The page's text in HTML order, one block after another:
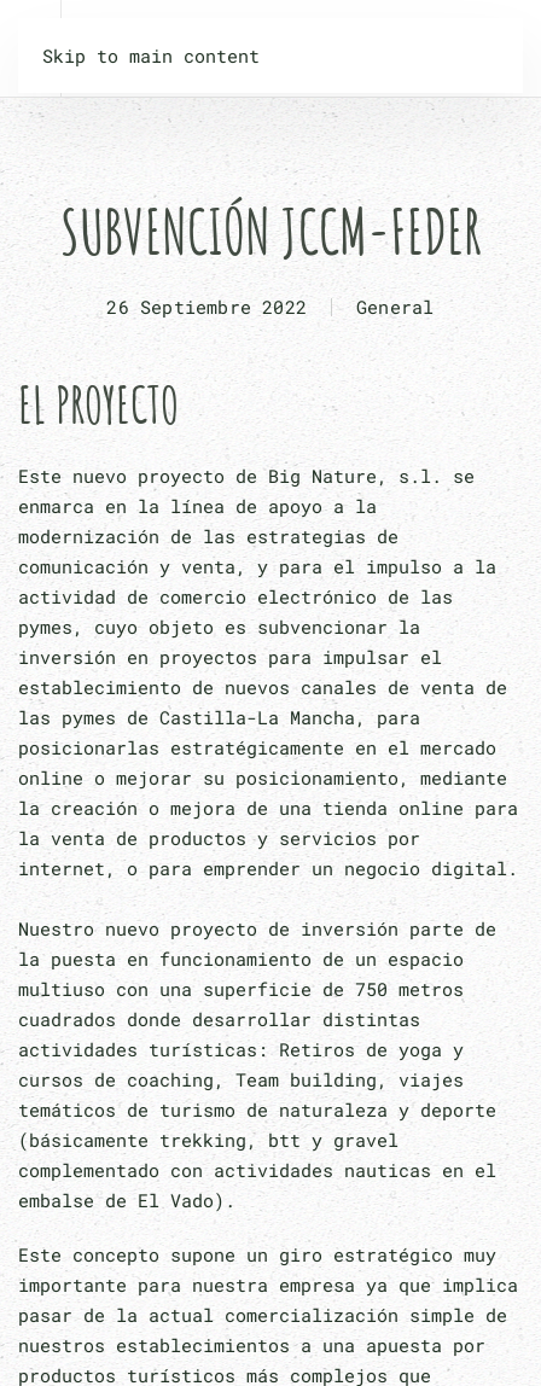
Skip to main content
SUBVENCIÓN JCCM-FEDER
26 Septiembre 2022 General
EL PROYECTO
Este nuevo proyecto de Big Nature, s.l. se
enmarca en la línea de apoyo a la
modernización de las estrategias de
comunicación y venta, y para el impulso a la
actividad de comercio electrónico de las
pymes, cuyo objeto es subvencionar la
inversión en proyectos para impulsar el
establecimiento de nuevos canales de venta de
las pymes de Castilla-La Mancha, para
posicionarlas estratégicamente en el mercado
online o mejorar su posicionamiento, mediante
la creación o mejora de una tienda online para
la venta de productos y servicios por
internet, o para emprender un negocio digital.
Nuestro nuevo proyecto de inversión parte de
la puesta en funcionamiento de un espacio
multiuso con una superficie de 750 metros
cuadrados donde desarrollar distintas
actividades turísticas: Retiros de yoga y
cursos de coaching, Team building, viajes
temáticos de turismo de naturaleza y deporte
(básicamente trekking, btt y gravel
complementado con actividades nauticas en el
embalse de El Vado).
Este concepto supone un giro estratégico muy
importante para nuestra empresa ya que implica
pasar de la actual comercialización simple de
nuestros establecimientos a una apuesta por
productos turísticos más complejos que